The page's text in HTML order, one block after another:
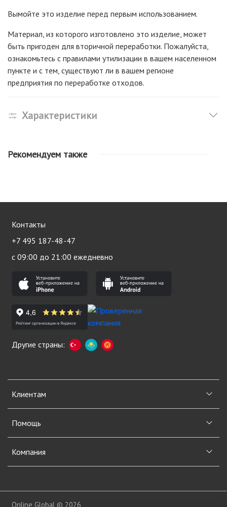
Вымойте это изделие перед первым использованием.
Материал, из которого изготовлено это изделие, может
быть пригоден для вторичной переработки. Пожалуйста,
ознакомьтесь с правилами утилизации в вашем населенном
пункте и с тем, существуют ли в вашем регионе
предприятия по переработке отходов.
Характеристики
Рекомендуем также
Клиентам
Помощь
Компания
Контакты
+7 495 187-48-47
с 09:00 до 21:00 ежедневно
Другие страны:
Online Global © 2026